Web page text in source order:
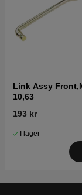
Link Assy
10,63
193 kr
I lager